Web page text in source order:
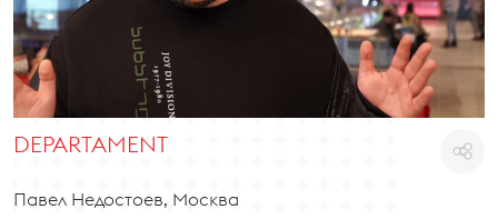
DEPARTAMENT
Павел Недостоев, Москва